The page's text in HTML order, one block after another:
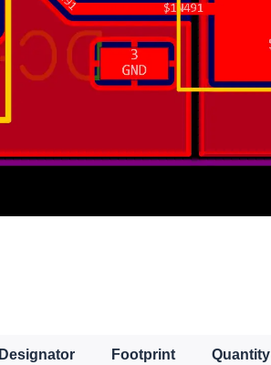
Designator Footprint Quantity